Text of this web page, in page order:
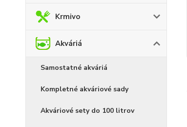
Krmivo
Akváriá
Samostatné akváriá
Kompletné akváriové sady
Akváriové sety do 100 litrov